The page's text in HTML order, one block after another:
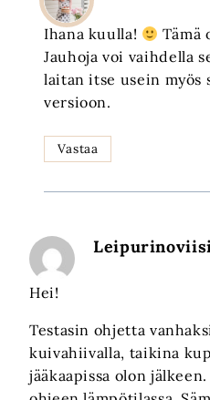
Ihana kuulla!
Tämä
Jauhoja voi vaihdella
laitan itse usein myös
versioon.
Vastaa
Hei!
Testasin ohjetta
kuivahiivalla, taikina
jääkaapissa olon